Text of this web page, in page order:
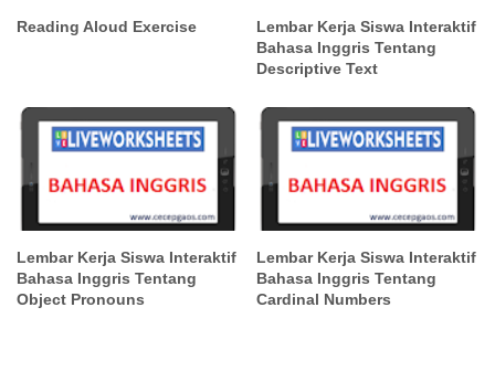
Reading Aloud Exercise
Lembar Kerja Siswa Interaktif
Bahasa Inggris Tentang
Descriptive Text
Lembar Kerja Siswa Interaktif
Bahasa Inggris Tentang
Object Pronouns
Lembar Kerja Siswa Interaktif
Bahasa Inggris Tentang
Cardinal Numbers